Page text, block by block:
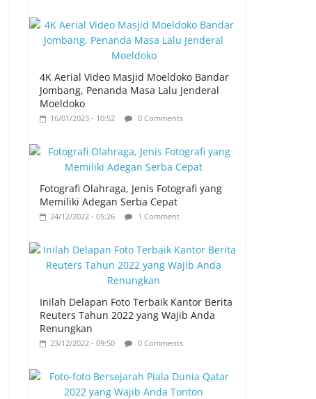
4K Aerial Video Masjid Moeldoko Bandar
Jombang, Penanda Masa Lalu Jenderal
Moeldoko
16/01/2023 - 10:52 0 Comments
Fotografi Olahraga, Jenis Fotografi yang
Memiliki Adegan Serba Cepat
24/12/2022 - 05:26 1 Comment
Inilah Delapan Foto Terbaik Kantor Berita
Reuters Tahun 2022 yang Wajib Anda
Renungkan
23/12/2022 - 09:50 0 Comments